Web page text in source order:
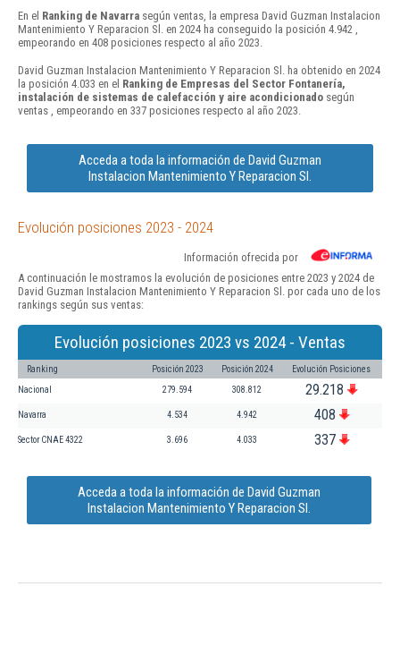
En el Ranking de Navarra según ventas, la empresa David Guzman Instalacion
Mantenimiento Y Reparacion Sl. en 2024 ha conseguido la posición 4.942 ,
empeorando en 408 posiciones respecto al año 2023.
David Guzman Instalacion Mantenimiento Y Reparacion Sl. ha obtenido en 2024
la posición 4.033 en el Ranking de Empresas del Sector Fontanería,
instalación de sistemas de calefacción y aire acondicionado según
ventas , empeorando en 337 posiciones respecto al año 2023.
Acceda a toda la información de David Guzman
Instalacion Mantenimiento Y Reparacion Sl.
Evolución posiciones 2023 - 2024
Información ofrecida por
A continuación le mostramos la evolución de posiciones entre 2023 y 2024 de
David Guzman Instalacion Mantenimiento Y Reparacion Sl. por cada uno de los
rankings según sus ventas:
Evolución posiciones 2023 vs 2024 - Ventas
Ranking Posición 2023 Posición 2024 Evolución Posiciones
Nacional 279.594 308.812 29.218
Navarra 4.534 4.942 408
Sector CNAE 4322 3.696 4.033 337
Acceda a toda la información de David Guzman
Instalacion Mantenimiento Y Reparacion Sl.